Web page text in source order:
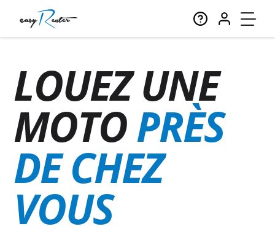
LOUEZ UNE
MOTOPRÈS
DE CHEZ
VOUS